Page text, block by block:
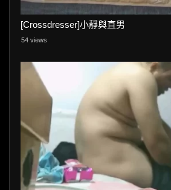
[Crossdresser]小靜與直男
54 views